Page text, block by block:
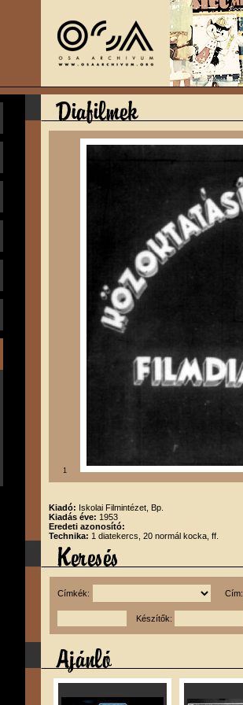
1
Kiadó: Iskolai Filmintézet, Bp.
Kiadás éve: 1953
Eredeti azonosító:
Technika: 1 diatekercs, 20 normál kocka, ff.
Címkék: Cím:
Készítők: